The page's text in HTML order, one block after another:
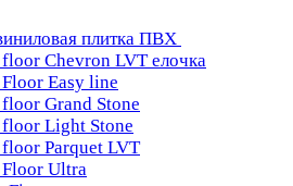
плитка ПВХ
Chevron LVT елочка
Easy line
Grand Stone
Light Stone
Parquet LVT
Ultra